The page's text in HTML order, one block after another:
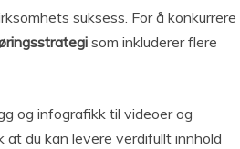
suksess. For å konkurrere
som inkluderer flere
og infografikk til videoer og
at du kan levere verdifullt innhold